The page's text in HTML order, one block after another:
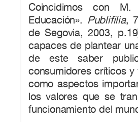
Coincidimos con
Educación». Publifilia,
de Segovia, 2003,
capaces de plantear
de este saber
consumidores críticos
como aspectos
los valores que se
funcionamiento del